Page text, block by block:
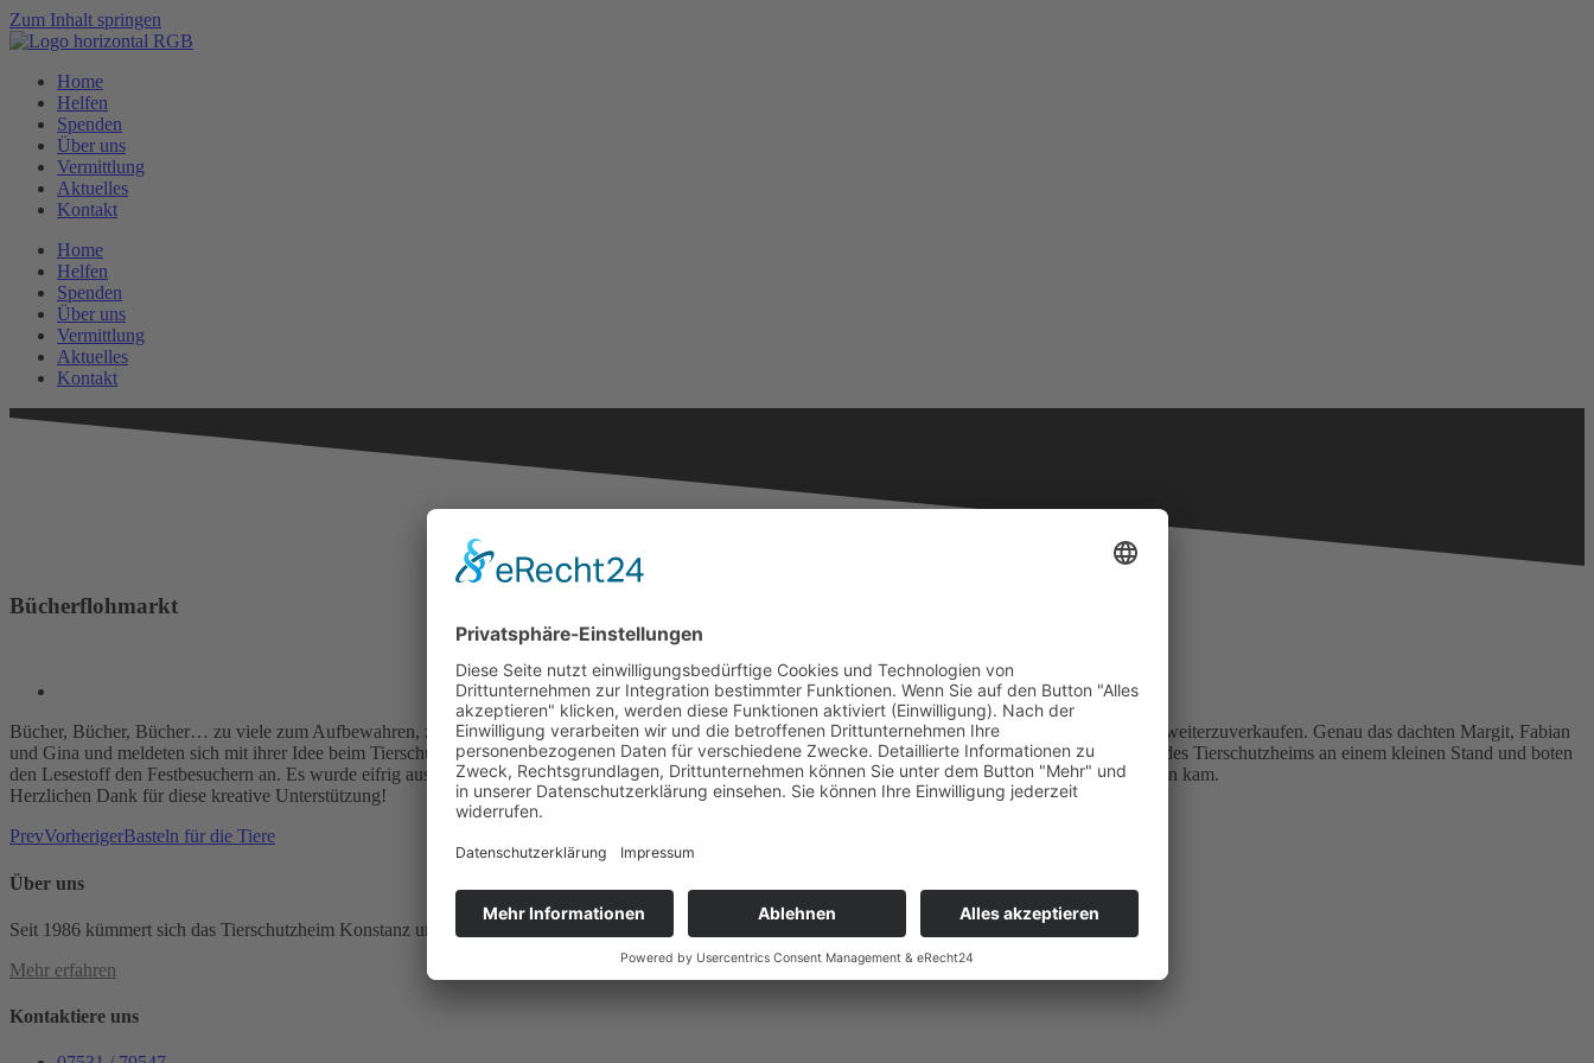
Zum Inhalt springen
Home
Helfen
Spenden
Über uns
Vermittlung
Aktuelles
Kontakt
Home
Helfen
Spenden
Über uns
Vermittlung
Aktuelles
Kontakt
Bücherflohmarkt
Bücher, Bücher, Bücher… zu viele zum Aufbewahren, zu schade zum Wegwerfen, aber perfekt,um sie für einen guten Zweck an andere begeisterte Leser weiterzuverkaufen. Genau das dachten Margit, Fabian
und Gina und meldeten sich mit ihrer Idee beim Tierschutzheim. Wir freuten uns natürlich über die Aktion und so standen die drei am Tag der offenen Tür des Tierschutzheims an einem kleinen Stand und boten
den Lesestoff den Festbesuchern an. Es wurde eifrig ausgesucht und geschmökert, so dass am Ende eine Spende von 85,38 € ans Tierschutzheim zusammen kam.
Herzlichen Dank für diese kreative Unterstützung!
PrevVorherigerBasteln für die Tiere
Über uns
Seit 1986 kümmert sich das Tierschutzheim Konstanz und Umgebung e.V. um hilfsbedürftige Tiere in der Region.
Mehr erfahren
Kontaktiere uns